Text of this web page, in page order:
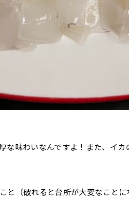
な味わいなんですよ！また、イ
と（破れると台所が大変なこと